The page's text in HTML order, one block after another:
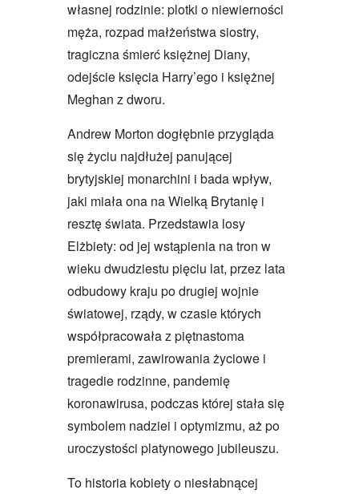
własnej rodzinie: plotki o niewierności
męża, rozpad małżeństwa siostry,
tragiczna śmierć księżnej Diany,
odejście księcia Harry’ego i księżnej
Meghan z dworu.
Andrew Morton dogłębnie przygląda
się życiu najdłużej panującej
brytyjskiej monarchini i bada wpływ,
jaki miała ona na Wielką Brytanię i
resztę świata. Przedstawia losy
Elżbiety: od jej wstąpienia na tron w
wieku dwudziestu pięciu lat, przez lata
odbudowy kraju po drugiej wojnie
światowej, rządy, w czasie których
współpracowała z piętnastoma
premierami, zawirowania życiowe i
tragedie rodzinne, pandemię
koronawirusa, podczas której stała się
symbolem nadziei i optymizmu, aż po
uroczystości platynowego jubileuszu.
To historia kobiety o niesłabnącej